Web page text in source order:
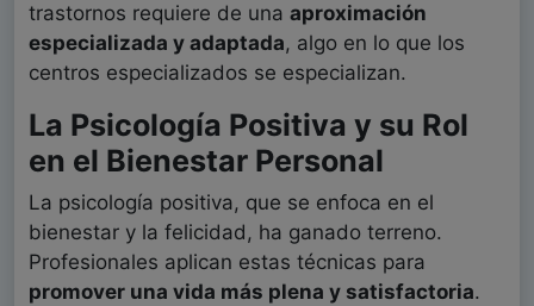
trastornos requiere de una aproximación
especializada y adaptada, algo en lo que los
centros especializados se especializan.
La Psicología Positiva y su Rol
en el Bienestar Personal
La psicología positiva, que se enfoca en el
bienestar y la felicidad, ha ganado terreno.
Profesionales aplican estas técnicas para
promover una vida más plena y satisfactoria.